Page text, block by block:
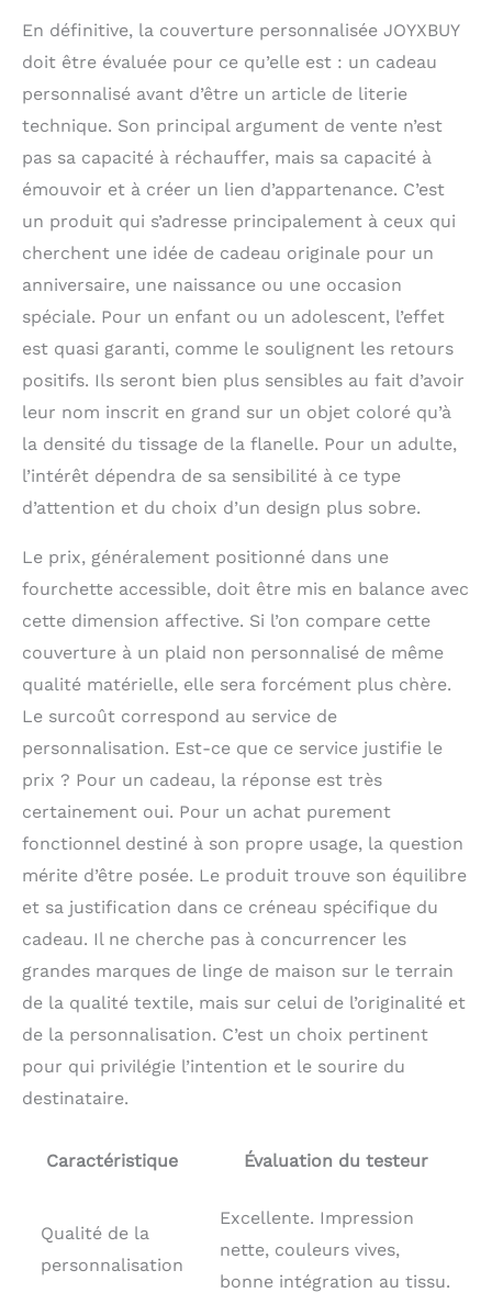
En définitive, la couverture personnalisée JOYXBUY
doit être évaluée pour ce qu’elle est : un cadeau
personnalisé avant d’être un article de literie
technique. Son principal argument de vente n’est
pas sa capacité à réchauffer, mais sa capacité à
émouvoir et à créer un lien d’appartenance. C’est
un produit qui s’adresse principalement à ceux qui
cherchent une idée de cadeau originale pour un
anniversaire, une naissance ou une occasion
spéciale. Pour un enfant ou un adolescent, l’effet
est quasi garanti, comme le soulignent les retours
positifs. Ils seront bien plus sensibles au fait d’avoir
leur nom inscrit en grand sur un objet coloré qu’à
la densité du tissage de la flanelle. Pour un adulte,
l’intérêt dépendra de sa sensibilité à ce type
d’attention et du choix d’un design plus sobre.
Le prix, généralement positionné dans une
fourchette accessible, doit être mis en balance avec
cette dimension affective. Si l’on compare cette
couverture à un plaid non personnalisé de même
qualité matérielle, elle sera forcément plus chère.
Le surcoût correspond au service de
personnalisation. Est-ce que ce service justifie le
prix ? Pour un cadeau, la réponse est très
certainement oui. Pour un achat purement
fonctionnel destiné à son propre usage, la question
mérite d’être posée. Le produit trouve son équilibre
et sa justification dans ce créneau spécifique du
cadeau. Il ne cherche pas à concurrencer les
grandes marques de linge de maison sur le terrain
de la qualité textile, mais sur celui de l’originalité et
de la personnalisation. C’est un choix pertinent
pour qui privilégie l’intention et le sourire du
destinataire.
Caractéristique Évaluation du testeur
Qualité de la
personnalisation
Excellente. Impression
nette, couleurs vives,
bonne intégration au tissu.